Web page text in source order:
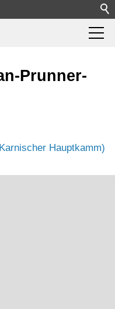
Prunner-
Hauptkamm)